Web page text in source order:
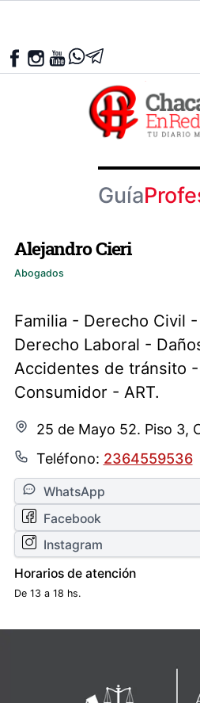
Guía
Alejandro Cieri
Abogados
Familia - Derecho Civil
Derecho Laboral -
Accidentes de tránsito
Consumidor - ART.
25 de Mayo 52. Piso 3,
Teléfono: 2364559536
WhatsApp
Facebook
Instagram
Horarios de atención
De 13 a 18 hs.